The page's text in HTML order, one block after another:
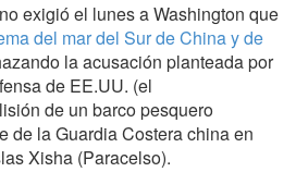
exigió el lunes a Washington que
del mar del Sur de China y de
la acusación planteada por
de EE.UU. (el
de un barco pesquero
de la Guardia Costera china en
Xisha (Paracelso).